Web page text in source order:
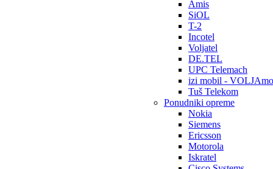
Amis
SiOL
T-2
Incotel
Voljatel
DE.TEL
UPC Telemach
izi mobil -
Tuš Telekom
Ponudniki opreme
Nokia
Siemens
Ericsson
Motorola
Iskratel